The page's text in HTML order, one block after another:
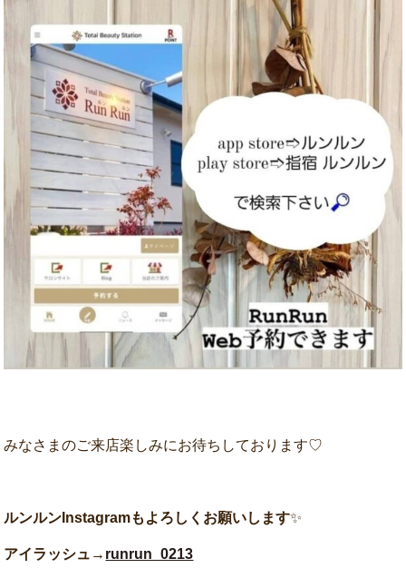
みなさまのご来店楽しみにお待ちしております♡
ルンルンInstagramもよろしくお願いします✨
アイラッシュ→ runrun_0213